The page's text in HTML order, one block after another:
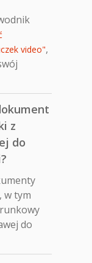
video",
z
do
w tym
do